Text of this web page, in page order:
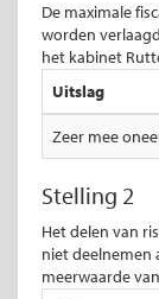
De maximale
worden
het kabinet
Uitslag
Zeer mee
Stelling 2
Het delen van
niet deelnemen
meerwaarde